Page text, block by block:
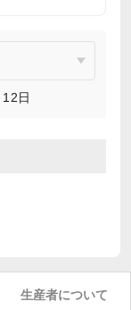
日
生産者について